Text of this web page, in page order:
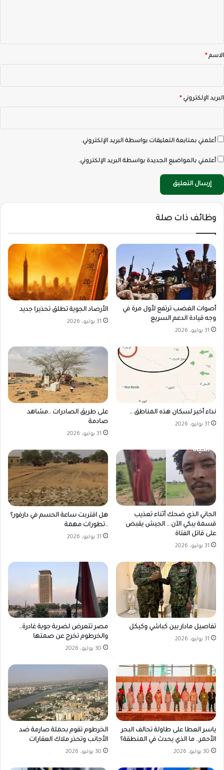
*الاسم*
البريد الإلكتروني*
أعلمني بمتابعة التعليقات بواسطة البريد الإلكتروني.
أعلمني بالمواضيع الجديدة بواسطة البريد الإلكتروني.
وظائف ذات صلة
أصوات الغضب ترتفع لأول مرة في
وجه قيادة الدعم السريع
31 يوليو، 2026
الأرصاد الجوية تطلق تحذيرا جديد
31 يوليو، 2026
نداء أخير لسكان هذه المناطق ..
31 يوليو، 2026
على طريق الصادرات ..مشاهد
صادمة
31 يوليو، 2026
الجاني الذي ضحك أثناء تعذيب
قسمة يبكي الآن .. الجيش يقبض
على قاتل الفتاة
31 يوليو، 2026
هل اقتربت ساعة الحسم في دارفور؟
..تطورات مهمة
31 يوليو، 2026
تفاصيل مادار بين كباشي وكيكل
31 يوليو، 2026
مصر تتعرض لضربة جوية غادرة..
والخرطوم تخرج عن صمتها
30 يوليو، 2026
ياسر العطا على طاولة تحالف البحر
الأحمر.. ما الذي يحدث في المنطقة؟
30 يوليو، 2026
الخرطوم تقوم بحملة صارمة ضد
الأجانب وتحذر ملاك العقارات
30 يوليو، 2026